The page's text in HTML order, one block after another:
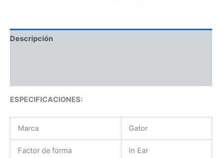
Descripción
ESPECIFICACIONES:
Marca Gator
Factor de forma In Ear